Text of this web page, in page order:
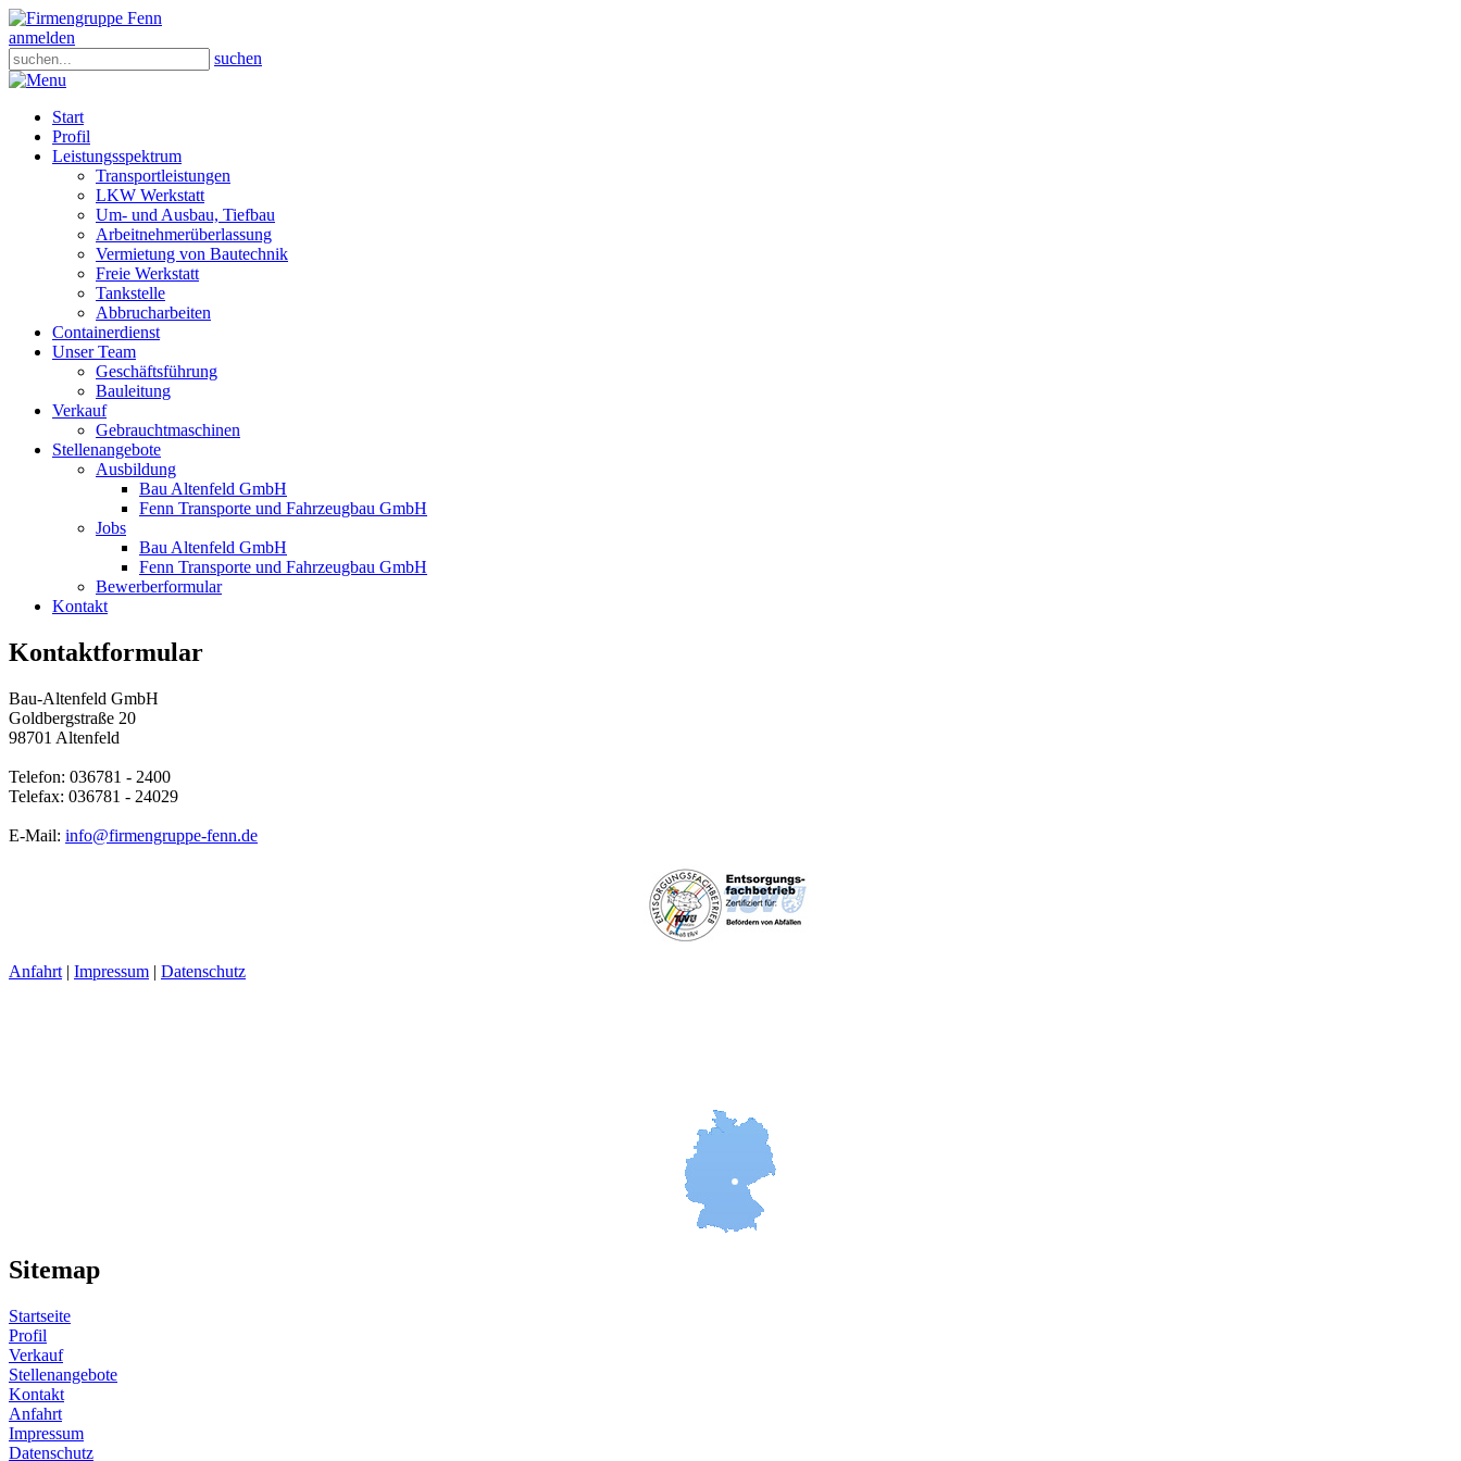
anmelden
suchen
Start
Profil
Leistungsspektrum
Transportleistungen
LKW Werkstatt
Um- und Ausbau, Tiefbau
Arbeitnehmerüberlassung
Vermietung von Bautechnik
Freie Werkstatt
Tankstelle
Abbrucharbeiten
Containerdienst
Unser Team
Geschäftsführung
Bauleitung
Verkauf
Gebrauchtmaschinen
Stellenangebote
Ausbildung
Bau Altenfeld GmbH
Fenn Transporte und Fahrzeugbau GmbH
Jobs
Bau Altenfeld GmbH
Fenn Transporte und Fahrzeugbau GmbH
Bewerberformular
Kontakt
Kontaktformular
Bau-Altenfeld GmbH
Goldbergstraße 20
98701 Altenfeld
Telefon: 036781 - 2400
Telefax: 036781 - 24029
E-Mail: info@firmengruppe-fenn.de
Anfahrt | Impressum | Datenschutz
Sitemap
Startseite
Profil
Verkauf
Stellenangebote
Kontakt
Anfahrt
Impressum
Datenschutz